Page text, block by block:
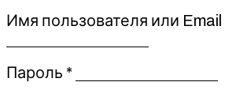
Имя пользователя или Email
Пароль *Обязательно